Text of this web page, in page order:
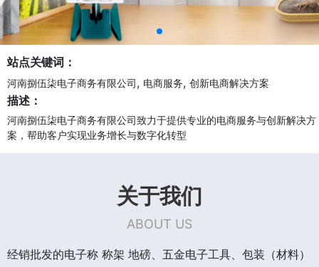
站点关键词：
河南捌伍柒电子商务有限公司, 电商服务, 创新电商解决方案
描述：
河南捌伍柒电子商务有限公司致力于提供专业的电商服务与创新解决方
案，帮助客户实现业务增长与数字化转型
关于我们
ABOUT US
经销批发的电子称 称架 地磅、五金电子工具、包装（材料）